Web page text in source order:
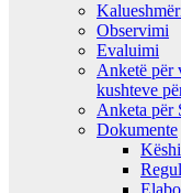
Observimi
Evaluimi
Anketë për
kushteve
Anketa për
Dokumente